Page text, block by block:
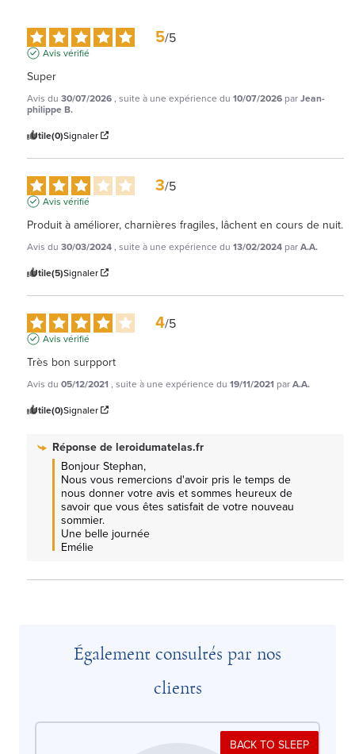
5/5
Avis vérifié
Super
Avis du 30/07/2026, suite à une expérience du 10/07/2026 parJean-
philippe B.
Utile(0)Signaler
3/5
Avis vérifié
Produit à améliorer, charnières fragiles, lâchent en cours de nuit.
Avis du 30/03/2024, suite à une expérience du 13/02/2024 parA.A.
Utile(5)Signaler
4/5
Avis vérifié
Très bon surpport
Avis du 05/12/2021 , suite à une expérience du 19/11/2021 parA.A.
Utile(0)Signaler
Réponse deleroidumatelas.fr
Bonjour Stephan,
Nous vous remercions d'avoir pris le temps de
nous donner votre avis et sommes heureux de
savoir que vous êtes satisfait de votre nouveau
sommier.
Une belle journée
Emélie
Également consultés par nos
clients
BACK TO SLEEP